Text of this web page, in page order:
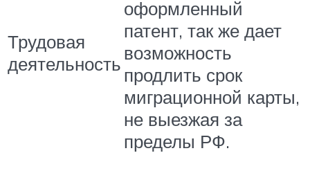
Трудовая
деятельность
оформленный
патент, так же дает
возможность
продлить срок
миграционной карты,
не выезжая за
пределы РФ.